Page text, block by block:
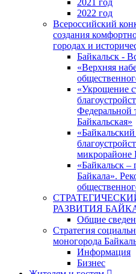
2022 год
Всероссийский
создания
городах и
Байкальск -
«Верхняя
«Укрощение
Федеральной
Байкальская»
микрорайоне
«Байкальск –
Байкала».
РАЗВИТИЯ
Общие
Стратегия
моногорода
Информация
Бизнес